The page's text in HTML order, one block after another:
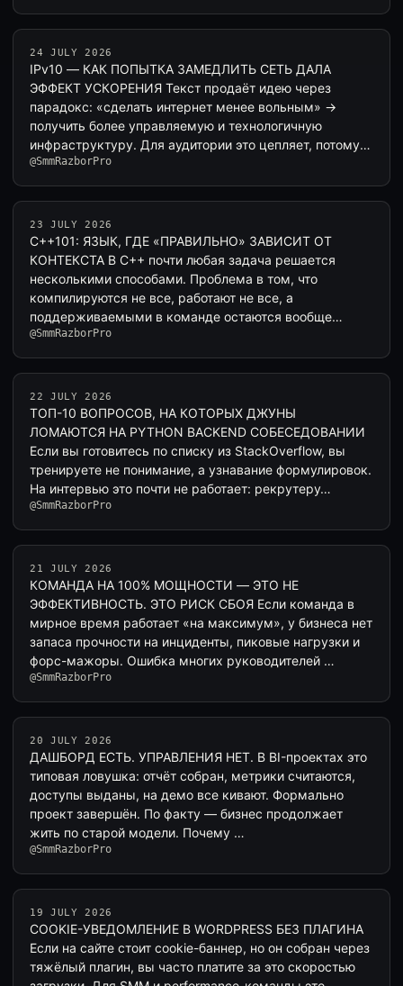
24 JULY 2026
IPv10 — КАК ПОПЫТКА ЗАМЕДЛИТЬ СЕТЬ ДАЛА
ЭФФЕКТ УСКОРЕНИЯ Текст продаёт идею через
парадокс: «сделать интернет менее вольным» →
получить более управляемую и технологичную
инфраструктуру. Для аудитории это цепляет, потому
…
@SmmRazborPro
23 JULY 2026
C++101: ЯЗЫК, ГДЕ «ПРАВИЛЬНО» ЗАВИСИТ ОТ
КОНТЕКСТА В C++ почти любая задача решается
несколькими способами. Проблема в том, что
компилируются не все, работают не все, а
поддерживаемыми в команде остаются вообще
единицы. …
@SmmRazborPro
22 JULY 2026
ТОП-10 ВОПРОСОВ, НА КОТОРЫХ ДЖУНЫ
ЛОМАЮТСЯ НА PYTHON BACKEND СОБЕСЕДОВАНИИ
Если вы готовитесь по списку из StackOverflow, вы
тренируете не понимание, а узнавание формулировок.
На интервью это почти не работает: рекрутеру…
@SmmRazborPro
21 JULY 2026
КОМАНДА НА 100% МОЩНОСТИ — ЭТО НЕ
ЭФФЕКТИВНОСТЬ. ЭТО РИСК СБОЯ Если команда в
мирное время работает «на максимум», у бизнеса нет
запаса прочности на инциденты, пиковые нагрузки и
форс-мажоры. Ошибка многих руководителей …
@SmmRazborPro
20 JULY 2026
ДАШБОРД ЕСТЬ. УПРАВЛЕНИЯ НЕТ. В BI-проектах это
типовая ловушка: отчёт собран, метрики считаются,
доступы выданы, на демо все кивают. Формально
проект завершён. По факту — бизнес продолжает
жить по старой модели. Почему …
@SmmRazborPro
19 JULY 2026
COOKIE-УВЕДОМЛЕНИЕ В WORDPRESS БЕЗ ПЛАГИНА
Если на сайте стоит cookie-баннер, но он собран через
тяжёлый плагин, вы часто платите за это скоростью